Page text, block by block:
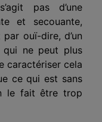
pas d’une
et secouante,
ouï-dire, d’un
ne peut plus
caractériser cela
ce qui est sans
le fait être trop